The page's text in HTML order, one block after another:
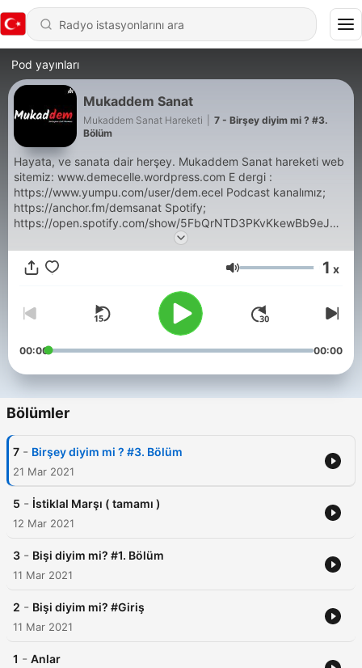
Pod yayınları
Mukaddem Sanat
Mukaddem Sanat Hareketi
7 - Birşey diyim mi ? #3.
Bölüm
Hayata, ve sanata dair herşey. Mukaddem Sanat hareketi web
sitemiz: www.demecelle.wordpress.com E dergi :
https://www.yumpu.com/user/dem.ecel Podcast kanalımız;
https://anchor.fm/demsanat Spotify;
https://open.spotify.com/show/5FbQrNTD3PKvKkewBb9eJW
demecelle@gmail.com demecelle@hotmail.com iletişim:
https://demecelle.wordpress.com/iletisim/ Mobil Uygulama (
uygulamamiz/ twitter/demecelle Instagram : @demecelle
Ses 1 x
00:00 00:00
Bölümler
7 - Birşey diyim mi ? #3. Bölüm
21 Mar 2021
5 - İstiklal Marşı ( tamamı )
12 Mar 2021
3 - Bişi diyim mi? #1. Bölüm
11 Mar 2021
2 - Bişi diyim mi? #Giriş
11 Mar 2021
1 - Anlar